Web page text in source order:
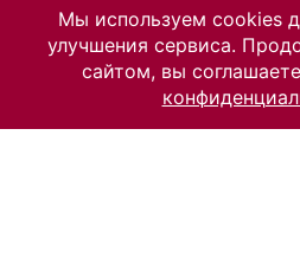
Мы используем cookies
улучшения сервиса.
сайтом, вы